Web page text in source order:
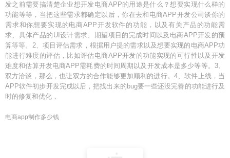
发之前需要搞清楚企业想开发电商APP的用途是什么？想要实现什么样的
功能等等，当把这些需求都确定以后，你在去和电商APP开发公司谈你的
需求和你想要实现的电商APP开发软件的功能，以及有关产品的功能需
求、具体产品的UI设计需求、期望项目的完成时间以及电商APP开发的预
算等等。2、项目评估需求，根据用户提的需求以及想要实现的电商APP功
能进行难度的评估，比如评估电商APP开发的功能实现的可行性以及开发
难度和估算开发电商APP需耗费的时间周期以及开发成本是多少等等。3、
双方洽谈，那么，也让双方的合作能够更加顺利的进行。4、软件上线，当
APP软件初步开发完成以后，把找出来的bug要一些还没完善的功能进行及
时的修复和优化，
电商app制作多少钱